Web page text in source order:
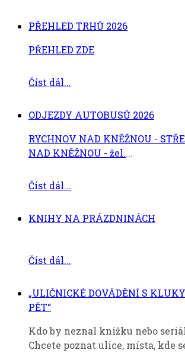
PŘEHLED TRHŮ 2026
PŘEHLED ZDE
Číst dál...
ODJEZDY AUTOBUSŮ 2026
RYCHNOV NAD KNĚŽNOU -
NAD KNĚŽNOU - žel....
Číst dál...
KNIHY NA PRÁZDNINÁCH
Číst dál...
„ULIČNICKÉ DOVÁDĚNÍ S
PĚT“
Kdo by neznal knížku nebo
Chcete poznat ulice, místa, kde